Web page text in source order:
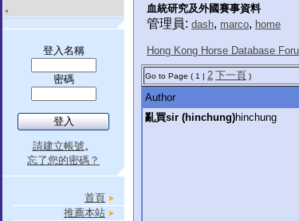
。
登入名稱
密碼
請建立帳號。
忘了您的密碼？
首頁
推薦本站
血統研究及外國賽事資料
管理員: dash, marco, home
Hong Kong Horse Database
Go to Page ( 1 | 2 下一頁 )
Author
亂買sir (hinchung)hinchung